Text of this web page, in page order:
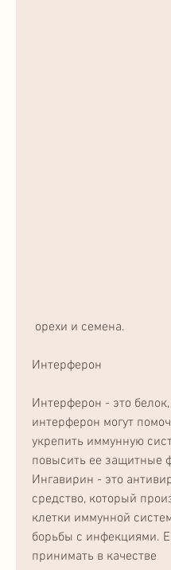
орехи и семена.
Интерферон
Интерферон - это
интерферон могут
укрепить иммунную
повысить ее защитные
Ингавирин - это
средство, который
клетки иммунной
борьбы с инфекциями.
принимать в качестве